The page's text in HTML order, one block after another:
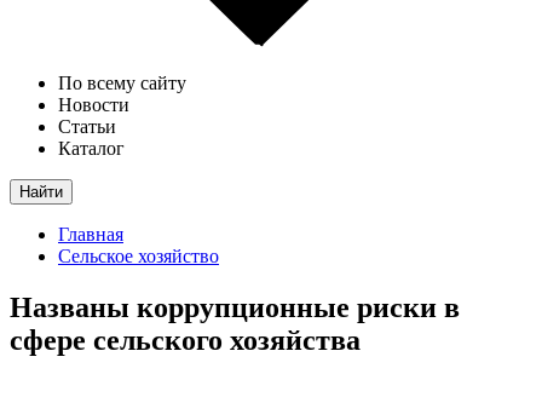
По всему сайту
Новости
Статьи
Каталог
Найти
Главная
Сельское хозяйство
Названы коррупционные риски в
сфере сельского хозяйства